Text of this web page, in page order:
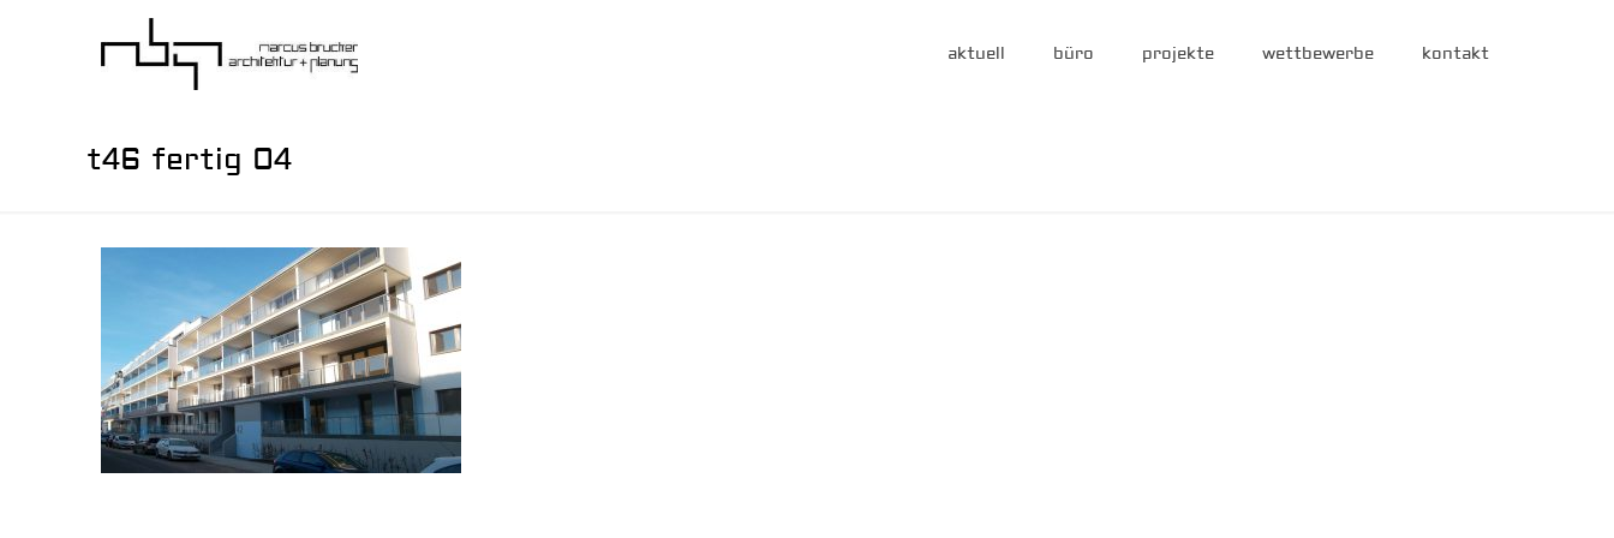
aktuell büro projekte wettbewerbe kontakt
t46 fertig 04